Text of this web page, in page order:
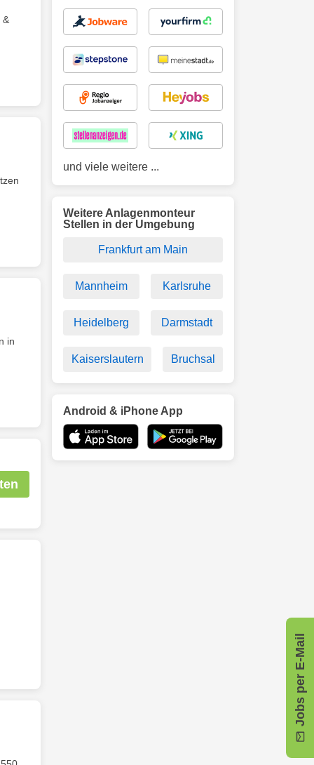
&
in
Jobs per E-Mail
und viele weitere ...
Weitere Anlagenmonteur
Stellen in der Umgebung
Frankfurt am Main
Mannheim Karlsruhe
Heidelberg Darmstadt
Kaiserslautern Bruchsal
Android & iPhone App